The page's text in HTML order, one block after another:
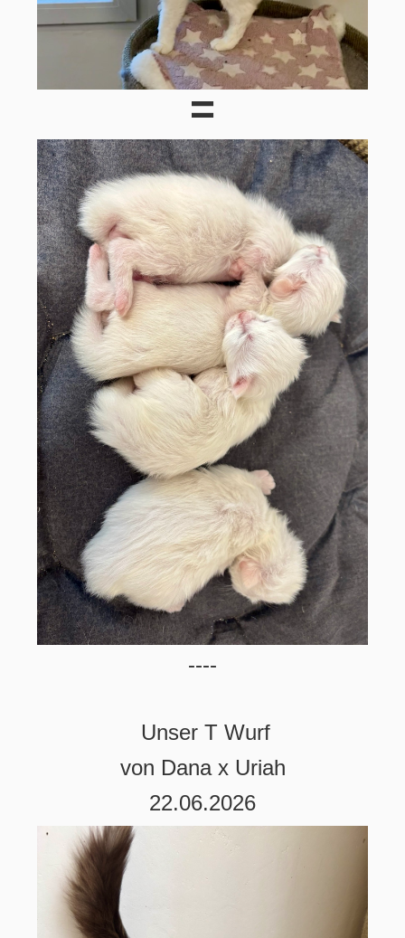
=
----
Unser T Wurf
von Dana x Uriah
22.06.2026